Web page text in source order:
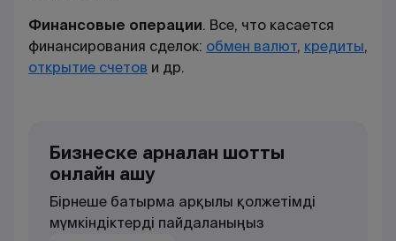
Финансовые операции. Все, что касается
финансирования сделок: обмен валют, кредиты,
открытие счетов и др.
Бизнеске арналған шотты
онлайн ашу
Бірнеше батырма арқылы қолжетімді
мүмкіндіктерді пайдаланыңыз